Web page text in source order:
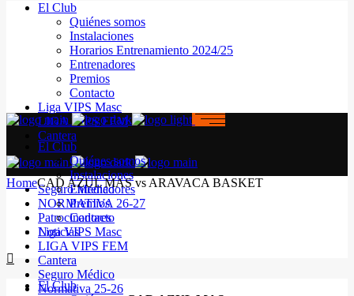
El Club
Quiénes somos
Instalaciones
Horarios Entrenamiento 2024/25
Entrenadores
Premios
Contacto
Liga VIPS Masc
LIGA VIPS FEM
Cantera
Seguro Médico
NORMATIVA 26-27
Patrocinadores
Noticias
El Club
El Club
Quiénes somos
Instalaciones
Entrenadores
Premios
Contacto
Liga VIPS Masc
LIGA VIPS FEM
Cantera
Seguro Médico
Normativa 25-26
HomeCAD AZUL MAS vs ARAVACA BASKET